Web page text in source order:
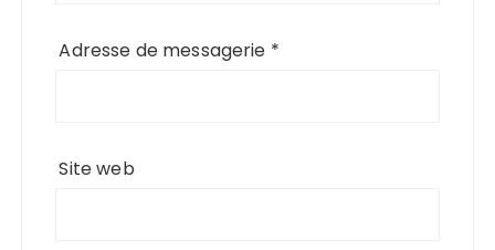
Adresse de messagerie *
Site web